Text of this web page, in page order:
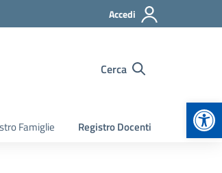
Accedi
Cerca
Famiglie Registro Docenti